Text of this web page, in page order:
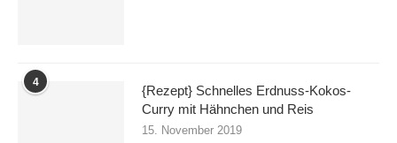
4
{Rezept} Schnelles Erdnuss-Kokos-
Curry mit Hähnchen und Reis
15. November 2019